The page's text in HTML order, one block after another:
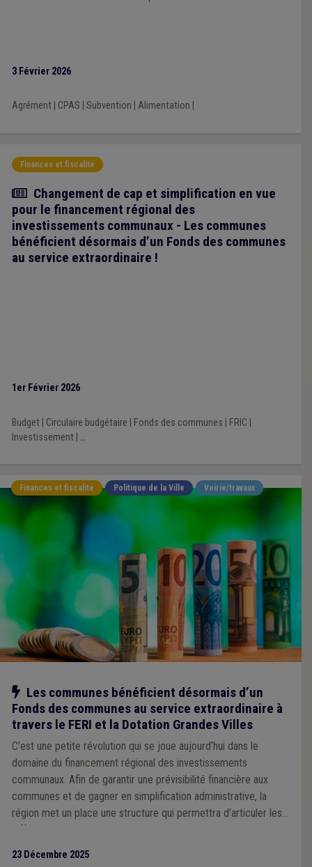
3 Février 2026
Agrément| CPAS Subvention Alimentation
Finances et fiscalité
Article
Changement de cap et simplification en vue
pour le financement régional des
investissements communaux - Les communes
bénéficient désormais d’un Fonds des communes
au service extraordinaire !
1er Février 2026
Budget| Circulaire budgétaire Fonds des communes FRIC
Investissement| ...
Finances et fiscalité Politique de la Ville Voirie/travaux
Notre action
Les communes bénéficient désormais d’un
Fonds des communes au service extraordinaire à
travers le FERI et la Dotation Grandes Villes
C’est une petite révolution qui se joue aujourd’hui dans le
domaine du financement régional des investissements
communaux. Afin de garantir une prévisibilité financière aux
communes et de gagner en simplification administrative, la
région met un place une structure qui permettra d’articuler les
23 Décembre 2025